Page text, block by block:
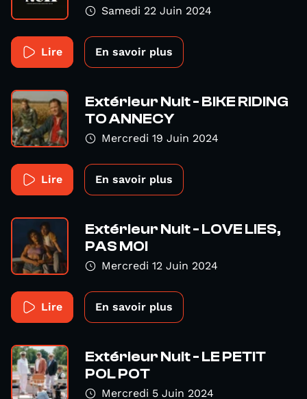
Samedi 22 Juin 2024
Lire En savoir plus
Extérieur Nuit - BIKE RIDING
TO ANNECY
Mercredi 19 Juin 2024
Lire En savoir plus
Extérieur Nuit - LOVE LIES,
PAS MOI
Mercredi 12 Juin 2024
Lire En savoir plus
Extérieur Nuit - LE PETIT
POL POT
Mercredi 5 Juin 2024